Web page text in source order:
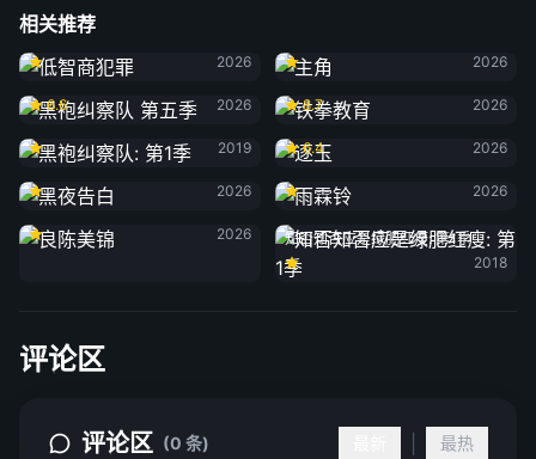
相关推荐
低智商犯罪
2026
2026
黑袍纠察队 第五季
6.6
2026
铁拳教育
8.7
2026
黑袍纠察队: 第1季
2019
逐玉
6.4
2026
黑夜告白
2026
雨霖铃
2026
良陈美锦
2026
知否知否应是绿肥红瘦: 第1季
2018
评论区
评论区 (0 条) 最热